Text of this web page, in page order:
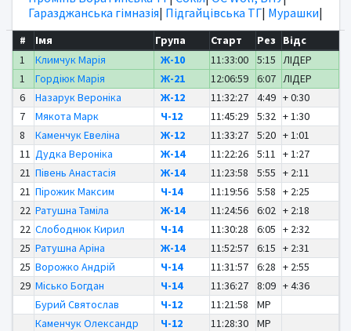
Гаразджанська гімназія| Підгайцівська ТГ| Мурашки|
# Імя Група Старт Рез
Відс
1
Климчук Марія Ж-10 11:33:00 5:15 ЛІДЕР
1
Гордіюк Марія Ж-21 12:06:59 6:07 ЛІДЕР
6
Назарук Вероніка Ж-12 11:32:27 4:49 + 0:30
7
Мякота Марк Ч-12 11:45:29 5:32 + 1:30
8
Каменчук Евеліна Ж-12 11:33:27 5:20 + 1:01
11 Дудка Вероніка Ж-14 11:22:26 5:11 + 1:27
21 Півень Анастасія Ж-14 11:23:58 5:55 + 2:11
21 Пірожик Максим Ч-14 11:19:56 5:58 + 2:25
22 Ратушна Таміла Ж-14 11:24:56 6:02 + 2:18
22 Слободнюк Кирил Ч-14 11:30:28 6:05 + 2:32
25 Ратушна Аріна Ж-14 11:52:57 6:15 + 2:31
25 Ворожко Андрій Ч-14 11:31:57 6:28 + 2:55
29 Місько Богдан Ч-14 11:36:27 8:09 + 4:36
Бурий Святослав
Ч-12 11:21:58
MP
Каменчук Олександр
Ч-12 11:28:30
MP